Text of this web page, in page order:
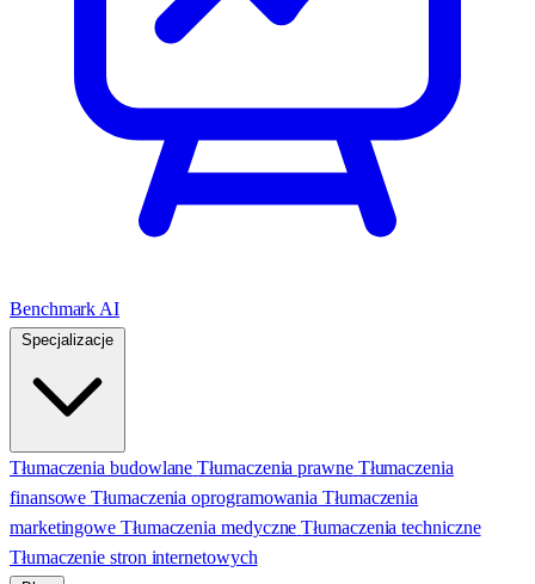
Benchmark AI
Tłumaczenia budowlane Tłumaczenia prawne Tłumaczenia
finansowe Tłumaczenia oprogramowania Tłumaczenia
marketingowe Tłumaczenia medyczne Tłumaczenia techniczne
Tłumaczenie stron internetowych